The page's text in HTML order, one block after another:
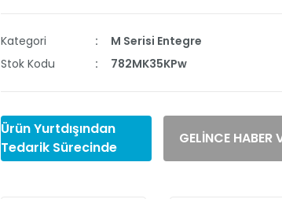
Kategori
M Serisi Entegre
Stok Kodu
782MK35KPw
Ürün Yurtdışından
Tedarik Sürecinde
GELİNCE HABER